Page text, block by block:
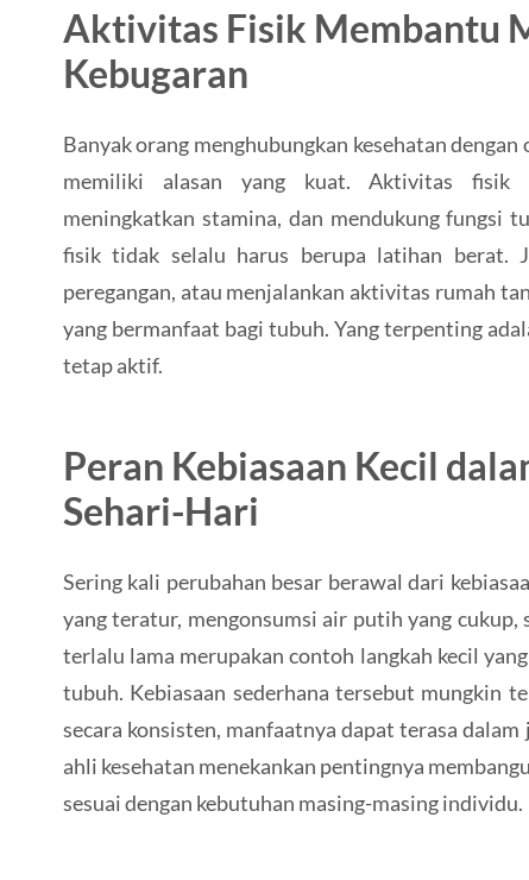
Aktivitas Fisik Membantu
Kebugaran
Banyak orang menghubungkan kesehatan
memiliki alasan yang kuat. Aktivitas fisik
meningkatkan stamina, dan mendukung fungsi
fisik tidak selalu harus berupa latihan berat.
peregangan, atau menjalankan aktivitas rumah
yang bermanfaat bagi tubuh. Yang terpenting
tetap aktif.
Peran Kebiasaan Kecil
Sehari-Hari
Sering kali perubahan besar berawal dari
yang teratur, mengonsumsi air putih yang cukup,
terlalu lama merupakan contoh langkah kecil
tubuh. Kebiasaan sederhana tersebut mungkin
secara konsisten, manfaatnya dapat terasa
ahli kesehatan menekankan pentingnya
sesuai dengan kebutuhan masing-masing individu.